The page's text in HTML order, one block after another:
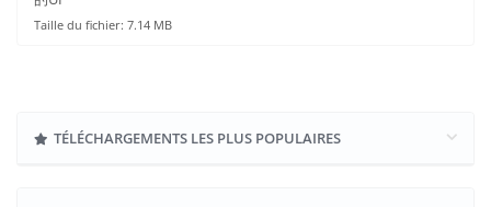
Taille du fichier: 7.14 MB
TÉLÉCHARGEMENTS LES PLUS POPULAIRES